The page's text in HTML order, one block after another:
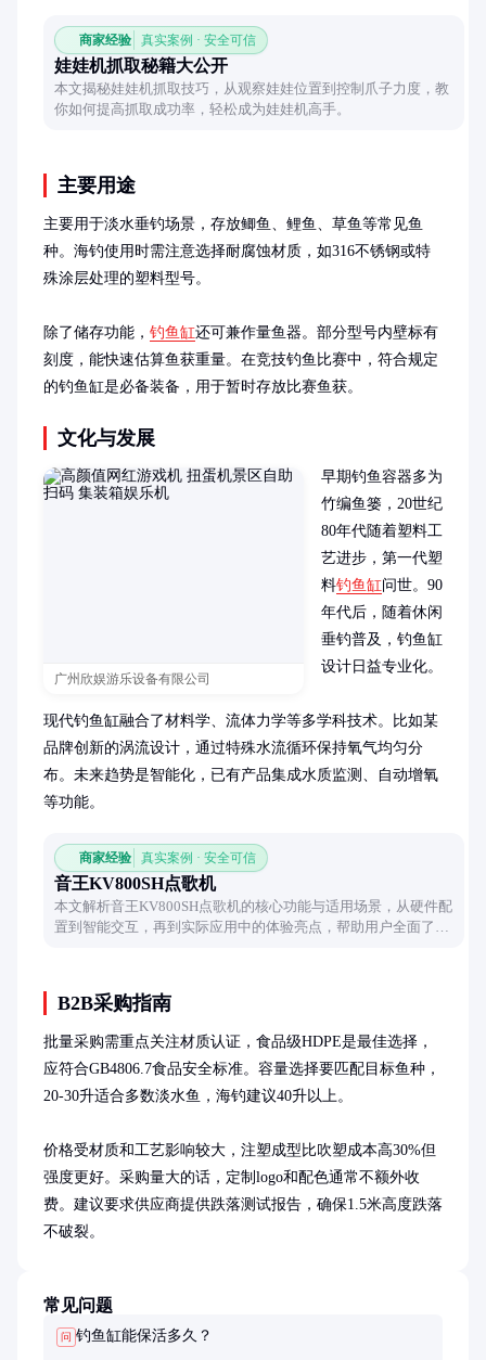
商家经验 真实案例 · 安全可信
娃娃机抓取秘籍大公开
本文揭秘娃娃机抓取技巧，从观察娃娃位置到控制爪子力度，教
你如何提高抓取成功率，轻松成为娃娃机高手。
主要用途
主要用于淡水垂钓场景，存放鲫鱼、鲤鱼、草鱼等常见鱼
种。海钓使用时需注意选择耐腐蚀材质，如316不锈钢或特
殊涂层处理的塑料型号。
除了储存功能， 钓鱼缸还可兼作量鱼器。部分型号内壁标有
刻度，能快速估算鱼获重量。在竞技钓鱼比赛中，符合规定
的钓鱼缸是必备装备，用于暂时存放比赛鱼获。
文化与发展
广州欣娱游乐设备有限公司
早期钓鱼容器多为
竹编鱼篓，20世纪
80年代随着塑料工
艺进步，第一代塑
料钓鱼缸问世。90
年代后，随着休闲
垂钓普及，钓鱼缸
设计日益专业化。
现代钓鱼缸融合了材料学、流体力学等多学科技术。比如某
品牌创新的涡流设计，通过特殊水流循环保持氧气均匀分
布。未来趋势是智能化，已有产品集成水质监测、自动增氧
等功能。
商家经验 真实案例 · 安全可信
音王KV800SH点歌机
本文解析音王KV800SH点歌机的核心功能与适用场景，从硬件配
置到智能交互，再到实际应用中的体验亮点，帮助用户全面了解
B2B采购指南
批量采购需重点关注材质认证，食品级HDPE是最佳选择，
应符合GB4806.7食品安全标准。容量选择要匹配目标鱼种，
20-30升适合多数淡水鱼，海钓建议40升以上。
价格受材质和工艺影响较大，注塑成型比吹塑成本高30%但
强度更好。采购量大的话，定制logo和配色通常不额外收
费。建议要求供应商提供跌落测试报告，确保1.5米高度跌落
不破裂。
常见问题
问 钓鱼缸能保活多久？